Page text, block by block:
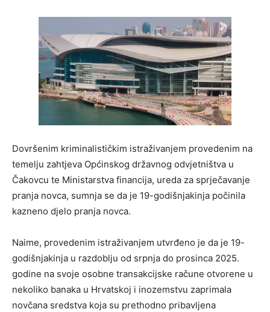
Dovršenim kriminalističkim istraživanjem provedenim na
temelju zahtjeva Općinskog državnog odvjetništva u
Čakovcu te Ministarstva financija, ureda za sprječavanje
pranja novca, sumnja se da je 19-godišnjakinja počinila
kazneno djelo pranja novca.
Naime, provedenim istraživanjem utvrđeno je da je 19-
godišnjakinja u razdoblju od srpnja do prosinca 2025.
godine na svoje osobne transakcijske račune otvorene u
nekoliko banaka u Hrvatskoj i inozemstvu zaprimala
novčana sredstva koja su prethodno pribavljena